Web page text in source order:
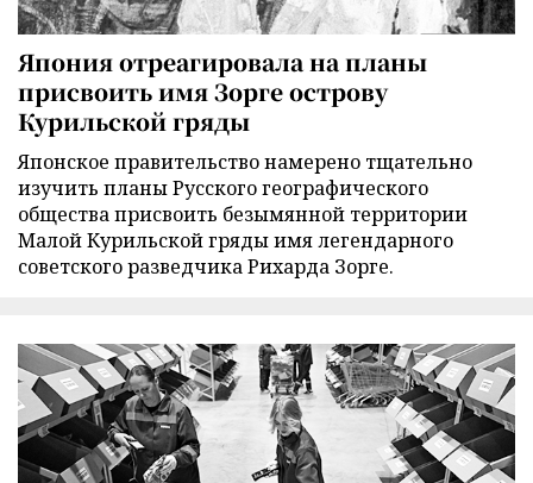
Япония отреагировала на планы
присвоить имя Зорге острову
Курильской гряды
Японское правительство намерено тщательно
изучить планы Русского географического
общества присвоить безымянной территории
Малой Курильской гряды имя легендарного
советского разведчика Рихарда Зорге.